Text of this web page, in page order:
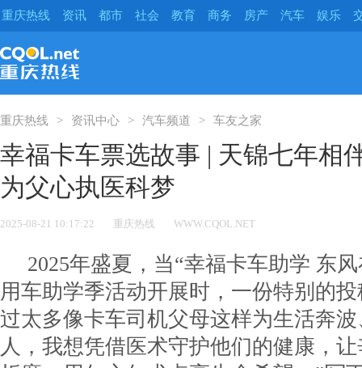
重庆热线 资讯 都市 社会 教育 商务 房产 汽车 娱乐
重庆热线 资讯中心 汽车频道 车友之家
幸福卡车票选故事 | 天锦七年相
为父心执医科梦
2025-08-21 10:17:22 重庆热线 WWW.CQOL.NET
2025年盛夏，当“幸福卡车助学 东
用车助学季活动开展时，一份特别的
过太多像卡车司机父母这样为生活奔
人，我想凭借医术守护他们的健康，